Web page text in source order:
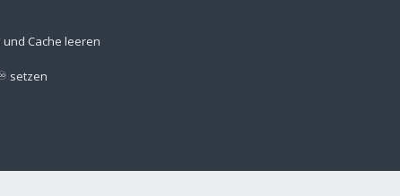
und Cache leeren
setzen